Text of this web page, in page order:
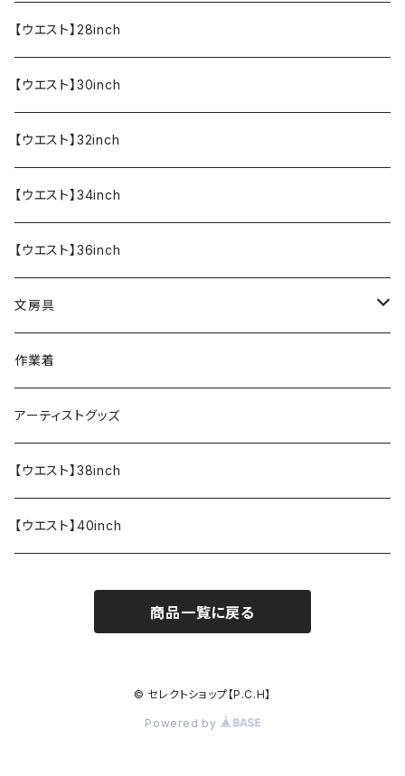
エプロン
半袖Tシャツ
OUTLET!!!!!
【ウエスト】28inch
【ウエスト】30inch
【ウエスト】32inch
【ウエスト】34inch
【ウエスト】36inch
文房具
ペンケース
作業着
アーティストグッズ
【ウエスト】38inch
【ウエスト】40inch
商品一覧に戻る
© セレクトショップ【P.C.H】
Powered by